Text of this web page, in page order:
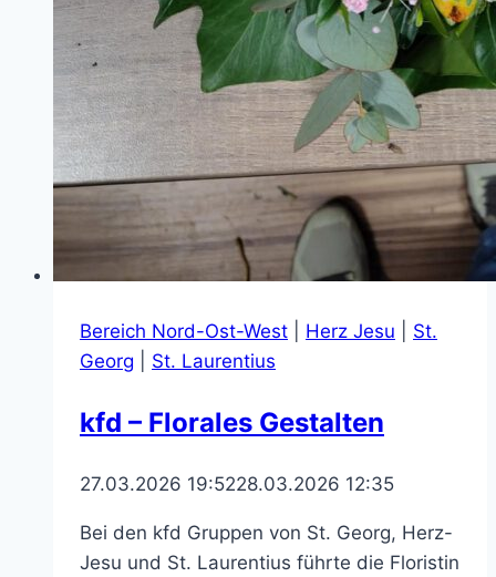
Bereich Nord-Ost-West Herz Jesu
St.
Georg
St. Laurentius
kfd – Florales Gestalten
27.03.2026 19:5228.03.2026 12:35
Bei den kfd Gruppen von St. Georg, Herz-
Jesu und St. Laurentius führte die Floristin